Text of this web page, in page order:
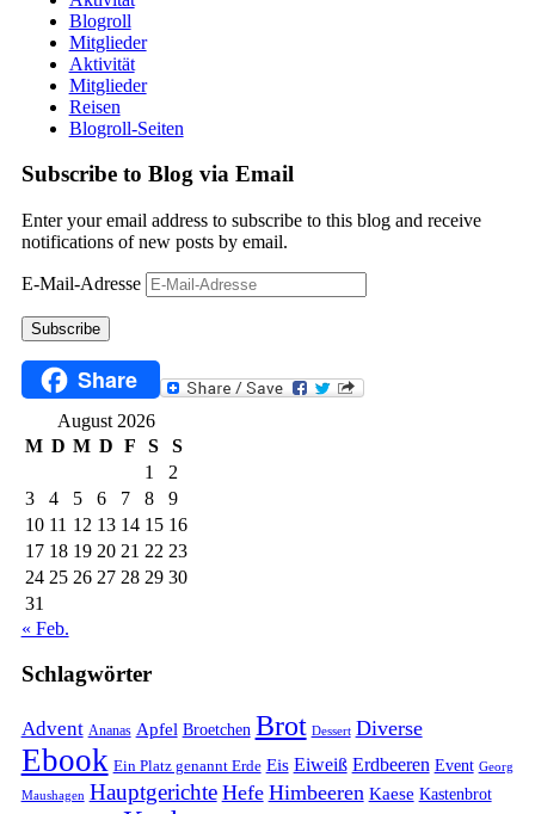
Blogroll
Mitglieder
Aktivität
Mitglieder
Reisen
Blogroll-Seiten
Subscribe to Blog via Email
Enter your email address to subscribe to this blog and receive
notifications of new posts by email.
E-Mail-Adresse
Subscribe
Share
August 2026
M D M D F S
S
1
2
3
4 5 6 7 8
9
10 11 12 13 14 15 16
17 18 19 20 21 22 23
24 25 26 27 28 29 30
31
« Feb.
Schlagwörter
Advent Ananas Apfel Broetchen Brot Dessert Diverse
Ebook Ein Platz genannt Erde Eis Eiweiß Erdbeeren Event Georg
Maushagen Hauptgerichte Hefe Himbeeren Kaese Kastenbrot